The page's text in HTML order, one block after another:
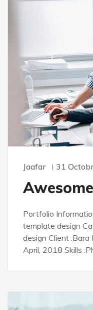
Jaafar 31
Portfolio
template design
design Client
April, 2018 Skills